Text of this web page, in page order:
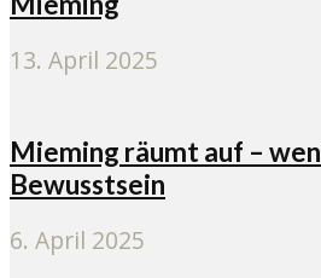
13. April 2025
Mieming räumt auf –
Bewusstsein
6. April 2025